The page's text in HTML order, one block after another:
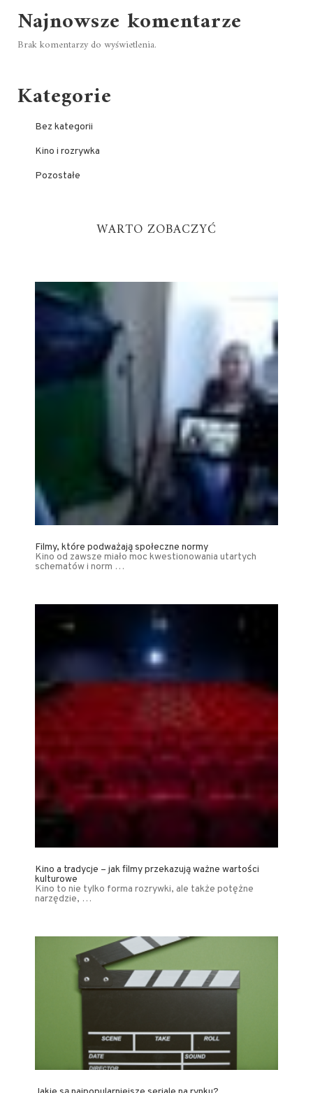
Najnowsze komentarze
Brak komentarzy do wyświetlenia.
Kategorie
Bez kategorii
Kino i rozrywka
Pozostałe
WARTO ZOBACZYĆ
Filmy, które podważają społeczne normy
Kino od zawsze miało moc kwestionowania utartych
schematów i norm …
Kino a tradycje – jak filmy przekazują ważne wartości
kulturowe
Kino to nie tylko forma rozrywki, ale także potężne
narzędzie, …